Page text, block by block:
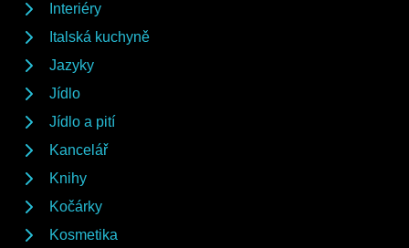
Interiéry
Italská kuchyně
Jazyky
Jídlo
Jídlo a pití
Kancelář
Knihy
Kočárky
Kosmetika